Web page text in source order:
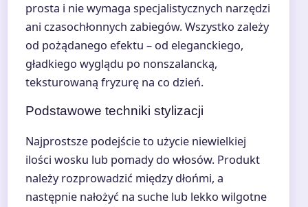
prosta i nie wymaga specjalistycznych narzędzi
ani czasochłonnych zabiegów. Wszystko zależy
od pożądanego efektu – od eleganckiego,
gładkiego wyglądu po nonszalancką,
teksturowaną fryzurę na co dzień.
Podstawowe techniki stylizacji
Najprostsze podejście to użycie niewielkiej
ilości wosku lub pomady do włosów. Produkt
należy rozprowadzić między dłońmi, a
następnie nałożyć na suche lub lekko wilgotne